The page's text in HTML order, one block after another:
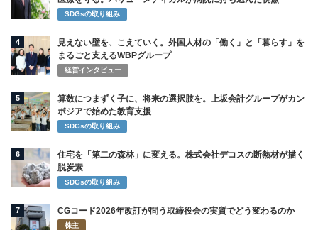
SDGsの取り組み
4
見えない壁を、こえていく。外国人材の「働く」と「暮らす」を
まるごと支えるWBPグループ
経営インタビュー
5
算数につまずく子に、将来の選択肢を。上坂会計グループがカン
ボジアで始めた教育支援
SDGsの取り組み
6
住宅を「第二の森林」に変える。株式会社デコスの断熱材が描く
脱炭素
SDGsの取り組み
7 CGコード2026年改訂が問う取締役会の実質でどう変わるのか
株主